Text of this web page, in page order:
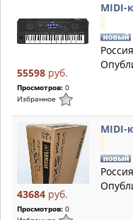
55598 руб.
Просмотров: 0
Избранное
MIDI-
43684 руб.
Просмотров: 0
MIDI-